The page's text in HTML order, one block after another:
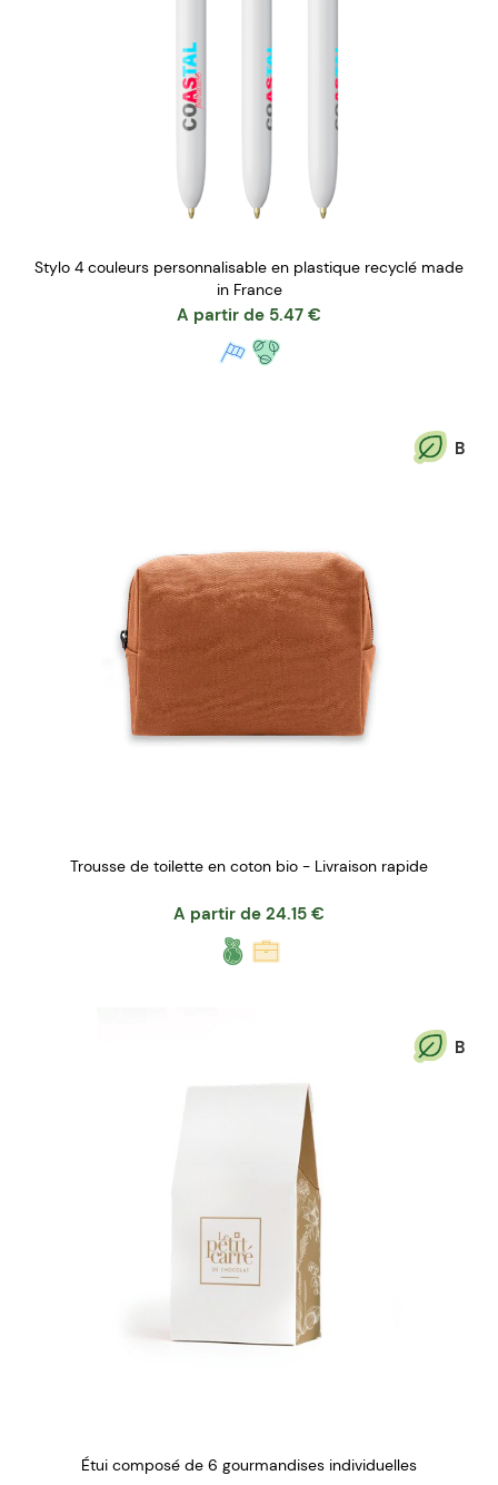
Stylo 4 couleurs personnalisable en plastique recyclé made
in France
A partir de 5.47 €
B
Trousse de toilette en coton bio - Livraison rapide
A partir de 24.15 €
B
Étui composé de 6 gourmandises individuelles